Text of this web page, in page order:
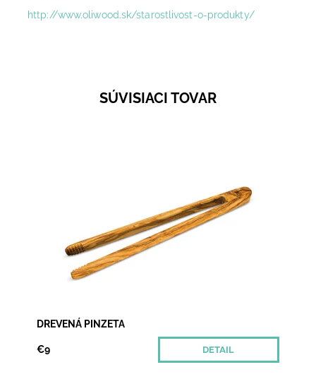
http://www.oliwood.sk/starostlivost-o-produkty/
SÚVISIACI TOVAR
najmä v čase letných grilovačiek, ale navodí Vám
príjemné spomienky aj v chladných mesiacoch pri...
Momentálne nedostupné
DREVENÁ PINZETA
€9 DETAIL